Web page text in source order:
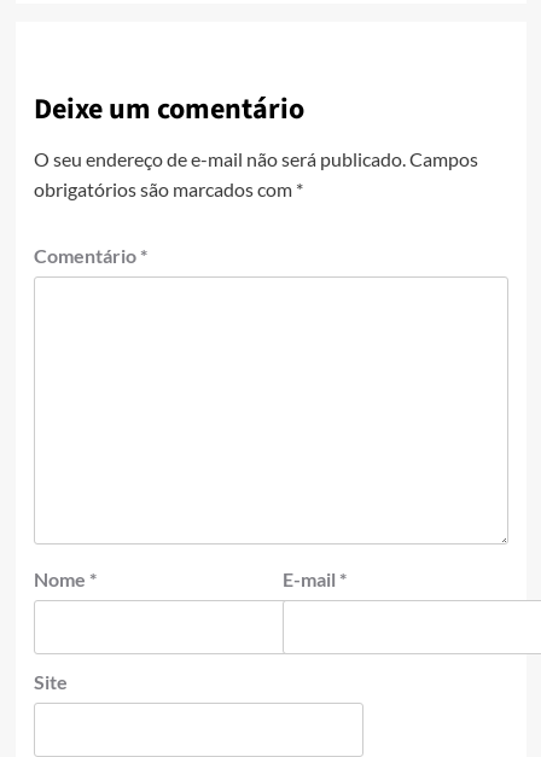
Deixe um comentário
O seu endereço de e-mail não será publicado. Campos
obrigatórios são marcados com *
Comentário *
Nome * E-mail *
Site